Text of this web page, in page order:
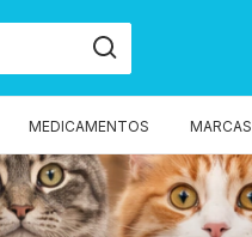
MEDICAMENTOS MARCAS